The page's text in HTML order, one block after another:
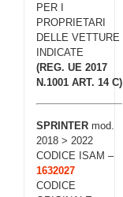
PER I
PROPRIETARI
DELLE VETTURE
INDICATE
(REG. UE 2017
N.1001 ART. 14 C)
SPRINTER mod.
2018 > 2022
CODICE ISAM –
1632027
CODICE